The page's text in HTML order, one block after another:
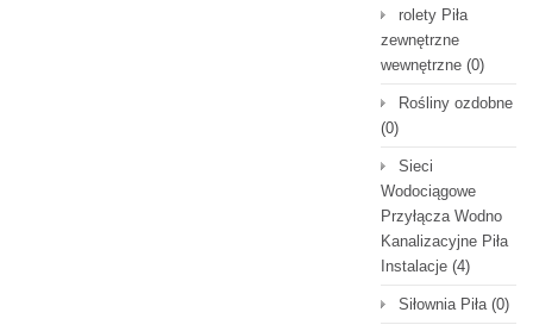
rolety Piła
zewnętrzne
wewnętrzne (0)
Rośliny ozdobne
(0)
Sieci
Wodociągowe
Przyłącza Wodno
Kanalizacyjne Piła
Instalacje (4)
Siłownia Piła(0)